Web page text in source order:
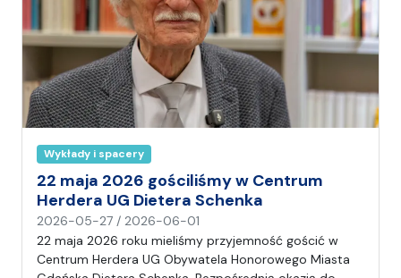
Wykłady i spacery
22 maja 2026 gościliśmy w Centrum
Herdera UG Dietera Schenka
2026-05-27 / 2026-06-01
a
p
22 maja 2026 roku mieliśmy przyjemność gościć w
Centrum Herdera UG Obywatela Honorowego Miasta